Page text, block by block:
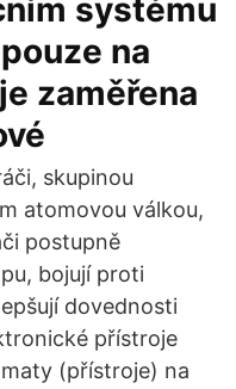
systému
na
zaměřena
skupinou
atomovou válkou,
postupně
bojují proti
dovednosti
přístroje
(přístroje) na